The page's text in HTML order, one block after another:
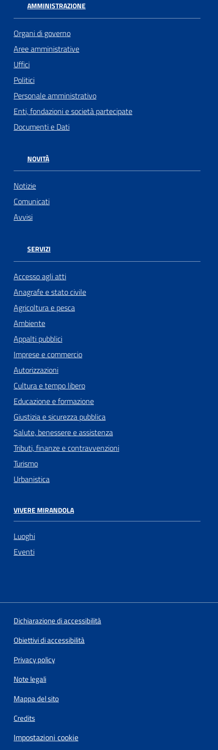
AMMINISTRAZIONE
Organi di governo
Aree amministrative
Uffici
Politici
Personale amministrativo
Enti, fondazioni e società partecipate
Documenti e Dati
NOVITÀ
Notizie
Comunicati
Avvisi
SERVIZI
Accesso agli atti
Anagrafe e stato civile
Agricoltura e pesca
Ambiente
Appalti pubblici
Imprese e commercio
Autorizzazioni
Cultura e tempo libero
Educazione e formazione
Giustizia e sicurezza pubblica
Salute, benessere e assistenza
Tributi, finanze e contravvenzioni
Turismo
Urbanistica
VIVERE MIRANDOLA
Luoghi
Eventi
Dichiarazione di accessibilità
Obiettivi di accessibilità
Privacy policy
Note legali
Mappa del sito
Credits
Impostazioni cookie